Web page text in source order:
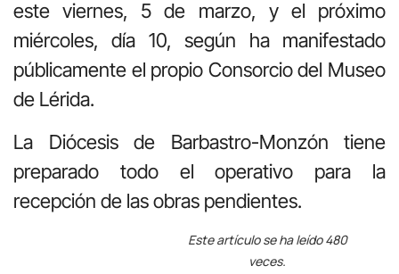
este viernes, 5 de marzo, y el próximo
miércoles, día 10, según ha manifestado
públicamente el propio Consorcio del Museo
de Lérida.
La Diócesis de Barbastro-Monzón tiene
preparado todo el operativo para la
recepción de las obras pendientes.
Este artículo se ha leído 480
veces.